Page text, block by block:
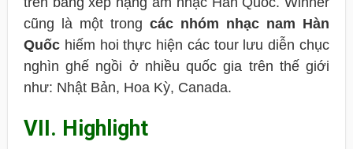
cũng là một trong các nhóm nhạc nam Hàn
Quốchiếm hoi thực hiện các tour lưu diễn chục
nghìn ghế ngồi ở nhiều quốc gia trên thế giới
như: Nhật Bản, Hoa Kỳ, Canada.
VII. Highlight